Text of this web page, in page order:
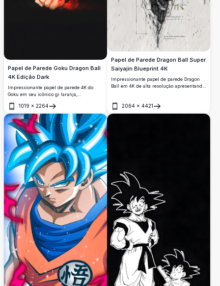
Papel de Parede Goku Dragon Ball
4K Edição Dark
Impressionante papel de parede 4K do
Goku em seu icônico gi laranja,
um fundo escuro. Apresenta tipografia
dinâmica e aura vermelha brilhante,
perfeito para fãs de anime.
1019 × 2264
Abrir
Papel de Parede Dragon Ball Super
Saiyajin Blueprint 4K
Impressionante papel de parede Dragon
Ball em 4K de alta resolução apresentando
elementos geométricos dourados,
geometria sagrada e anotações técnicas
2064 × 4421
Abrir